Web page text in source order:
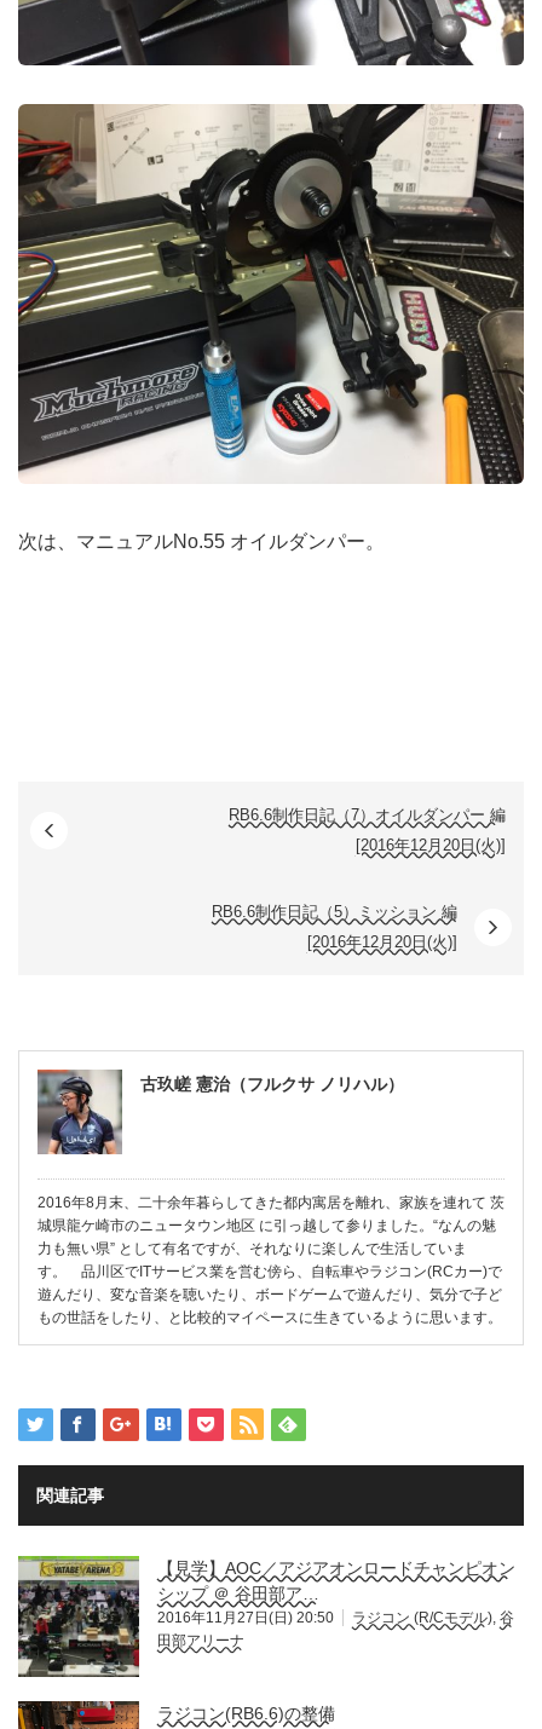
次は、マニュアルNo.55 オイルダンパー。
RB6.6制作日記（7）オイルダンパー 編
[2016年12月20日(火)]
RB6.6制作日記（5）ミッション 編
[2016年12月20日(火)]
古玖嵯 憲治（フルクサ ノリハル）
2016年8月末、二十余年暮らしてきた都内寓居を離れ、家族を連れて 茨
城県龍ケ崎市のニュータウン地区 に引っ越して参りました。“なんの魅
力も無い県” として有名ですが、それなりに楽しんで生活していま
す。 品川区でITサービス業を営む傍ら、自転車やラジコン(RCカー)で
遊んだり、変な音楽を聴いたり、ボードゲームで遊んだり、気分で子ど
もの世話をしたり、と比較的マイペースに生きているように思います。
関連記事
【見学】AOC／アジアオンロードチャンピオン
シップ ＠ 谷田部ア…
2016年11月27日(日) 20:50 ラジコン (R/Cモデル) 谷
田部アリーナ
ラジコン(RB6.6)の整備